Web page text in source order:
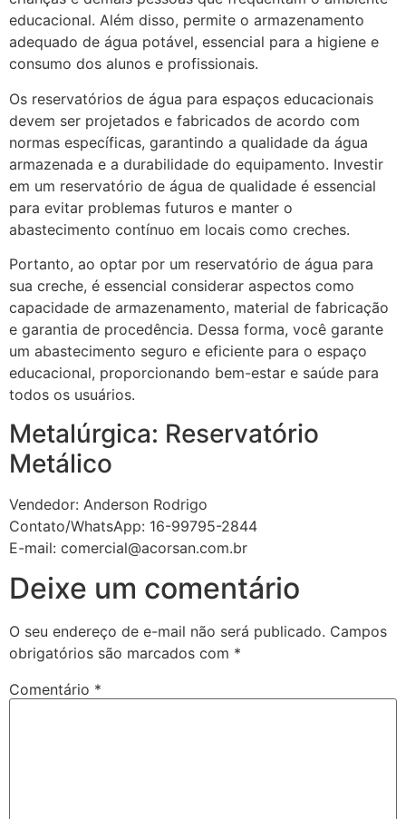
educacional. Além disso, permite o armazenamento
adequado de água potável, essencial para a higiene e
consumo dos alunos e profissionais.
Os reservatórios de água para espaços educacionais
devem ser projetados e fabricados de acordo com
normas específicas, garantindo a qualidade da água
armazenada e a durabilidade do equipamento. Investir
em um reservatório de água de qualidade é essencial
para evitar problemas futuros e manter o
abastecimento contínuo em locais como creches.
Portanto, ao optar por um reservatório de água para
sua creche, é essencial considerar aspectos como
capacidade de armazenamento, material de fabricação
e garantia de procedência. Dessa forma, você garante
um abastecimento seguro e eficiente para o espaço
educacional, proporcionando bem-estar e saúde para
todos os usuários.
Metalúrgica: Reservatório
Metálico
Vendedor: Anderson Rodrigo
Contato/WhatsApp: 16-99795-2844
E-mail: comercial@acorsan.com.br
Deixe um comentário
O seu endereço de e-mail não será publicado. Campos
obrigatórios são marcados com *
Comentário *